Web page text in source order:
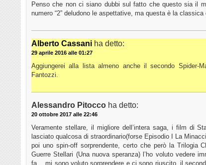
Penso che non ci siano dubbi sul fatto che questo sia il
numero “2” deludono le aspettative, ma questa è la
Alberto Cassani ha detto:
29 aprile 2016 alle 01:27
Aggiungerei alla lista almeno anche il secondo
Fantozzi.
Alessandro Pitocco ha detto:
20 ottobre 2017 alle 22:46
Veramente stellare, il migliore dell’intera saga, i film di
lasciato qualcosa di straordinario(forse Episodio I La
poi uno spin-off sorprendente, certo che però la Trilogia
Guerre Stellari (Una nuova speranza) l’ho voluto vedere
fa… mi sono voluto sorprendere e ci sono riuscito, il